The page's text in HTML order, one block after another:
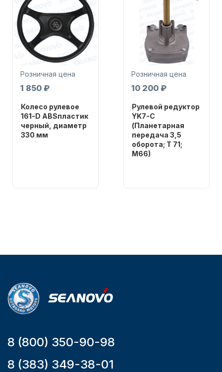
Дистанционное управление
Аксессуары для лодок и
катеров
Розничная цена
1 850 ₽
Колесо рулевое
161-D ABSпластик
черный, диаметр
330 мм
Розничная цена
10 200 ₽
Рулевой редуктор
YK7-C
(Планетарная
передача 3,5
оборота; T 71;
M66)
8 (800) 350-90-98
8 (383) 349-38-01